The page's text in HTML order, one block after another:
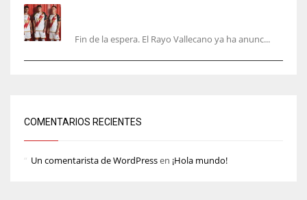
Fin de la espera. El Rayo Vallecano ya ha anunc...
COMENTARIOS RECIENTES
Un comentarista de WordPressen ¡Hola mundo!